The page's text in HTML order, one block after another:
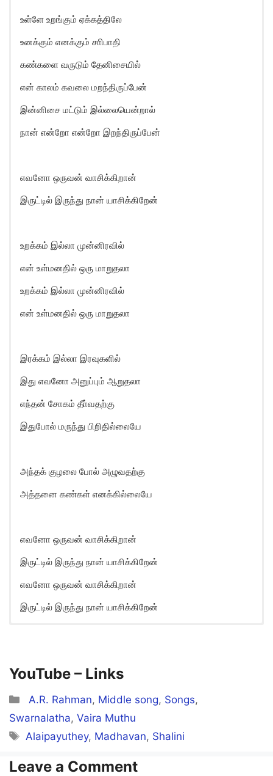
உள்ளே உறங்கும் ஏக்கத்திலே
உனக்கும் எனக்கும் சாிபாதி
கண்களை வருடும் தேனிசையில்
என் காலம் கவலை மறந்திருப்பேன்
இன்னிசை மட்டும் இல்லையென்றால்
நான் என்றோ என்றோ இறந்திருப்பேன்
எவனோ ஒருவன் வாசிக்கிறான்
இருட்டில் இருந்து நான் யாசிக்கிறேன்
உறக்கம் இல்லா முன்னிரவில்
என் உள்மனதில் ஒரு மாறுதலா
உறக்கம் இல்லா முன்னிரவில்
என் உள்மனதில் ஒரு மாறுதலா
இரக்கம் இல்லா இரவுகளில்
இது எவனோ அனுப்பும் ஆறுதலா
எந்தன் சோகம் தீா்வதற்கு
இதுபோல் மருந்து பிறிதில்லையே
அந்தக் குழலை போல் அழுவதற்கு
அத்தனை கண்கள் எனக்கில்லையே
எவனோ ஒருவன் வாசிக்கிறான்
இருட்டில் இருந்து நான் யாசிக்கிறேன்
எவனோ ஒருவன் வாசிக்கிறான்
இருட்டில் இருந்து நான் யாசிக்கிறேன்
Evano oruvan vaasikkiraan
Thavam pol irundhu yosikkiren
Adhai thavanai muraiyil nesikkiren
YouTube – Links
Categories
A.R. Rahman, Middle song, Songs,
Swarnalatha, Vaira Muthu
Tags
Alaipayuthey, Madhavan, Shalini
Leave a Comment